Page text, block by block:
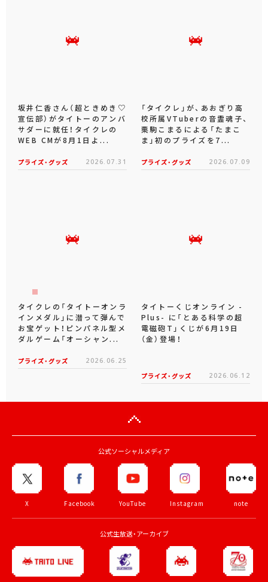
坂井仁香さん（超ときめき♡
宣伝部）がタイトーのアンバ
サダーに就任！タイクレの
WEB CMが8月1日よ...
プライズ・グッズ 2026.07.31
「タイクレ」が、あおぎり高
校所属VTuberの音霊魂子、
栗駒こまるによる「たまこ
ま」初のプライズを7...
プライズ・グッズ 2026.07.09
タイクレの「タイトーオンラ
インメダル」に潜って弾んで
お宝ゲット！ピンパネル型メ
ダルゲーム「オーシャン...
プライズ・グッズ 2026.06.25
タイトーくじオンライン -
Plus- に「とある科学の超
電磁砲T」くじが6月19日
（金）登場！
プライズ・グッズ 2026.06.12
公式ソーシャルメディア
X Facebook YouTube Instagram note
公式生放送・アーカイブ